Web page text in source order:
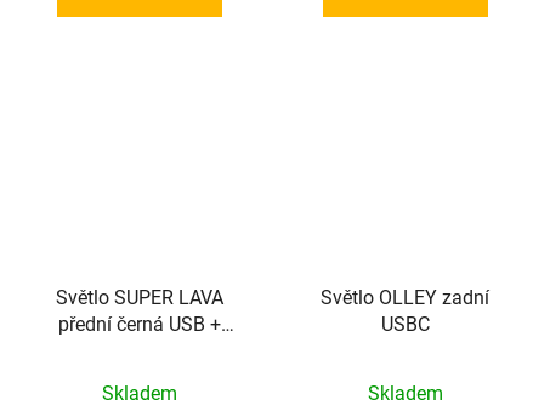
Světlo SUPER LAVA
přední černá USB +
Skladem
Světlo OLLEY zadní
USBC
Skladem